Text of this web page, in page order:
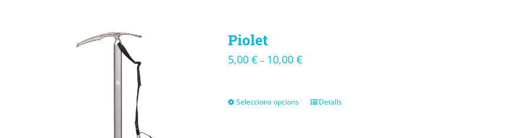
Piolet
5,00 €– 10,00 €
Selecciona opcions Detalls